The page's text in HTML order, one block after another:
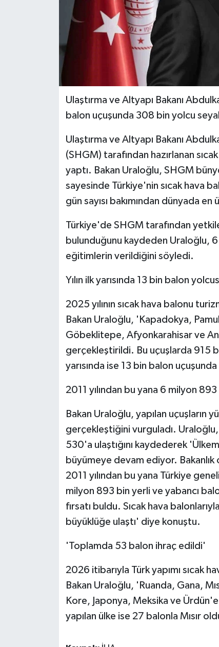
Ulaştırma ve Altyapı Bakanı
balon uçuşunda 308 bin yolcu
Ulaştırma ve Altyapı Bakanı
(SHGM) tarafından hazırlanan
yaptı. Bakan Uraloğlu, SHGM
sayesinde Türkiye'nin sıcak hava
gün sayısı bakımından dünyada en
Türkiye'de SHGM tarafından
bulunduğunu kaydeden Uraloğlu, 6
eğitimlerin verildiğini söyledi.
Yılın ilk yarısında 13 bin balon
2025 yılının sıcak hava balonu
Bakan Uraloğlu, 'Kapadokya,
Göbeklitepe, Afyonkarahisar ve
gerçekleştirildi. Bu uçuşlarda 915
yarısında ise 13 bin balon
2011 yılından bu yana 6 milyon
Bakan Uraloğlu, yapılan uçuşların
gerçekleştiğini vurguladı.
530'a ulaştığını kaydederek
büyümeye devam ediyor.
2011 yılından bu yana Türkiye
milyon 893 bin yerli ve yabancı
fırsatı buldu. Sıcak hava
büyüklüğe ulaştı' diye konuştu.
'Toplamda 53 balon ihraç edildi'
2026 itibarıyla Türk yapımı sıcak
Bakan Uraloğlu, 'Ruanda, Gana,
Kore, Japonya, Meksika ve
yapılan ülke ise 27 balonla Mısır